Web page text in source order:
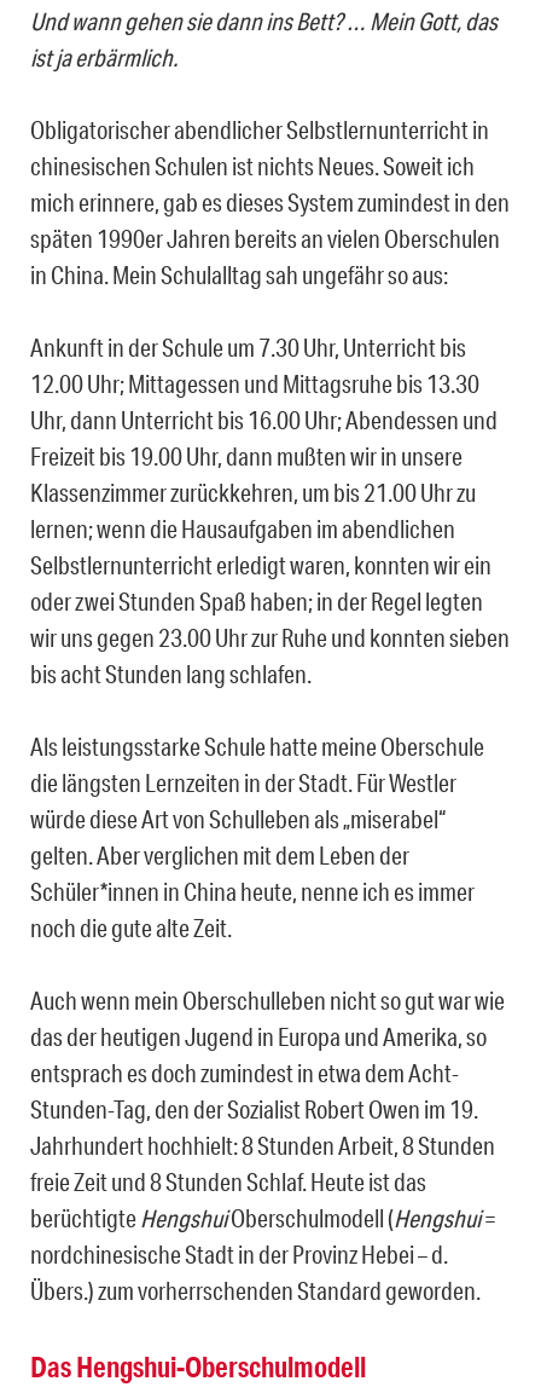
Und wann gehen sie dann ins Bett? … Mein Gott, das
ist ja erbärmlich.
Obligatorischer abendlicher Selbstlernunterricht in
chinesischen Schulen ist nichts Neues. Soweit ich
mich erinnere, gab es dieses System zumindest in den
späten 1990er Jahren bereits an vielen Oberschulen
in China. Mein Schulalltag sah ungefähr so aus:
Ankunft in der Schule um 7.30 Uhr, Unterricht bis
12.00 Uhr; Mittagessen und Mittagsruhe bis 13.30
Uhr, dann Unterricht bis 16.00 Uhr; Abendessen und
Freizeit bis 19.00 Uhr, dann mußten wir in unsere
Klassenzimmer zurückkehren, um bis 21.00 Uhr zu
lernen; wenn die Hausaufgaben im abendlichen
Selbstlernunterricht erledigt waren, konnten wir ein
oder zwei Stunden Spaß haben; in der Regel legten
wir uns gegen 23.00 Uhr zur Ruhe und konnten sieben
bis acht Stunden lang schlafen.
Als leistungsstarke Schule hatte meine Oberschule
die längsten Lernzeiten in der Stadt. Für Westler
würde diese Art von Schulleben als „miserabel“
gelten. Aber verglichen mit dem Leben der
Schüler*innen in China heute, nenne ich es immer
noch die gute alte Zeit.
Auch wenn mein Oberschulleben nicht so gut war wie
das der heutigen Jugend in Europa und Amerika, so
entsprach es doch zumindest in etwa dem Acht-
Stunden-Tag, den der Sozialist Robert Owen im 19.
Jahrhundert hochhielt: 8 Stunden Arbeit, 8 Stunden
freie Zeit und 8 Stunden Schlaf. Heute ist das
berüchtigteHengshuiOberschulmodell (Hengshui=
nordchinesische Stadt in der Provinz Hebei – d.
Übers.) zum vorherrschenden Standard geworden.
Das Hengshui-Oberschulmodell